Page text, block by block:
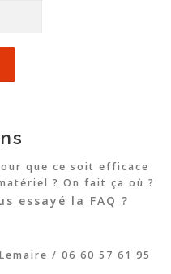
que ce soit efficace
? On fait ça où ?
essayé la FAQ ?
/ 06 60 57 61 95